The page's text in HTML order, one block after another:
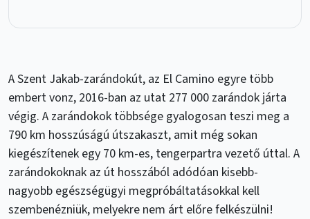
A Szent Jakab-zarándokút, az El Camino egyre több
embert vonz, 2016-ban az utat 277 000 zarándok járta
végig. A zarándokok többsége gyalogosan teszi meg a
790 km hosszúságú útszakaszt, amit még sokan
kiegészítenek egy 70 km-es, tengerpartra vezető úttal. A
zarándokoknak az út hosszából adódóan kisebb-
nagyobb egészségügyi megpróbáltatásokkal kell
szembenézniük, melyekre nem árt előre felkészülni!